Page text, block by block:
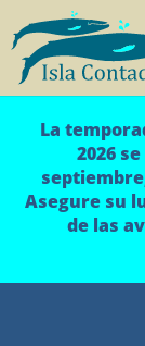
La
2026
Asegure su
de las